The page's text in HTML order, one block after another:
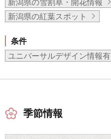
新潟県の紅葉スポット
条件
ユニバーサルデザイン情報有
季節情報